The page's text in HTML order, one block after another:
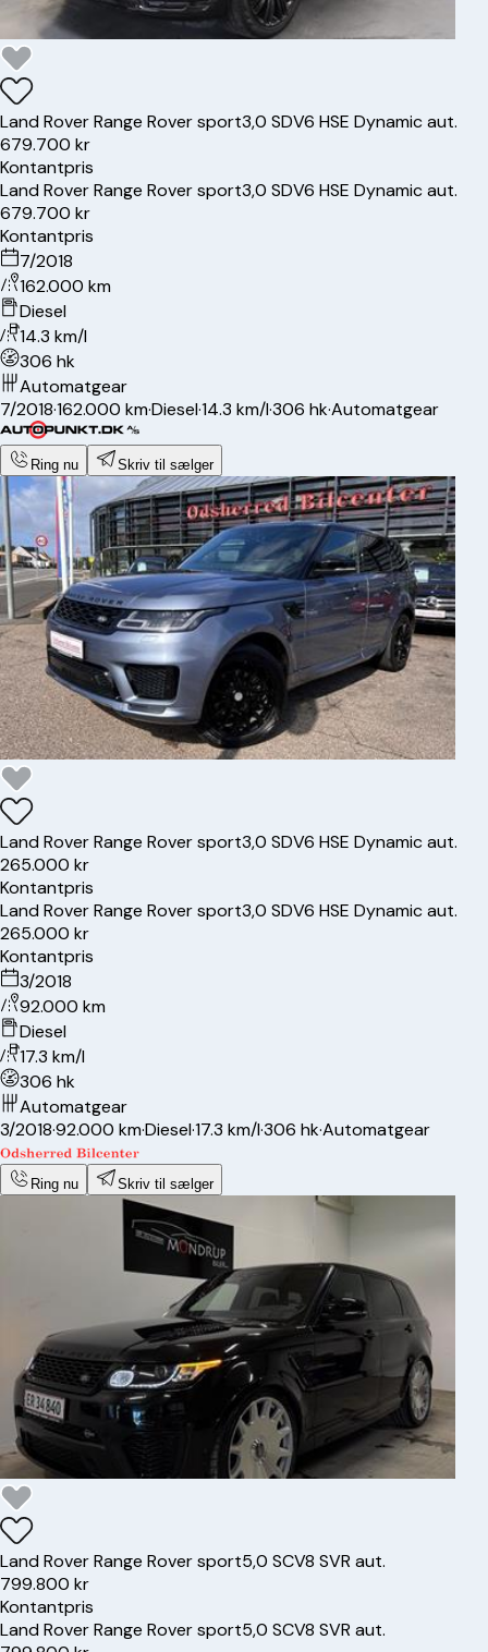
Land RoverRange Rover sport3,0 SDV6 HSE Dynamic aut.
679.700 kr
Kontantpris
Land RoverRange Rover sport3,0 SDV6 HSE Dynamic aut.
679.700 kr
Kontantpris
7/2018
162.000 km
Diesel
14.3 km/l
306 hk
Automatgear
7/2018·162.000 km·Diesel·14.3 km/l·306 hk·Automatgear
Ring nu Skriv til sælger
Land RoverRange Rover sport3,0 SDV6 HSE Dynamic aut.
265.000 kr
Kontantpris
Land RoverRange Rover sport3,0 SDV6 HSE Dynamic aut.
265.000 kr
Kontantpris
3/2018
92.000 km
Diesel
17.3 km/l
306 hk
Automatgear
3/2018·92.000 km·Diesel·17.3 km/l·306 hk·Automatgear
Ring nu Skriv til sælger
Land RoverRange Rover sport5,0 SCV8 SVR aut.
799.800 kr
Kontantpris
Land RoverRange Rover sport5,0 SCV8 SVR aut.